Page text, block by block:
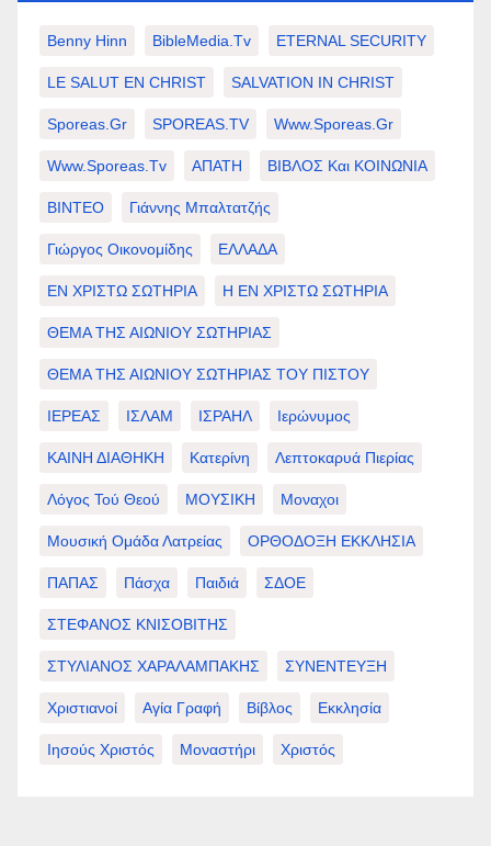
Benny Hinn BibleMedia.tv ETERNAL SECURITY
LE SALUT EN CHRIST SALVATION IN CHRIST
Sporeas.gr SPOREAS.TV Www.sporeas.gr
Www.sporeas.tv ΑΠΑΤΗ ΒΙΒΛΟΣ Και ΚΟΙΝΩΝΙΑ
ΒΙΝΤΕΟ Γιάννης Μπαλτατζής
Γιώργος Οικονομίδης ΕΛΛΑΔΑ
ΕΝ ΧΡΙΣΤΩ ΣΩΤΗΡΙΑ Η ΕΝ ΧΡΙΣΤΩ ΣΩΤΗΡΙΑ
ΘΕΜΑ ΤΗΣ ΑΙΩΝΙΟΥ ΣΩΤΗΡΙΑΣ
ΘΕΜΑ ΤΗΣ ΑΙΩΝΙΟΥ ΣΩΤΗΡΙΑΣ ΤΟΥ ΠΙΣΤΟΥ
ΙΕΡΕΑΣ ΙΣΛΑΜ ΙΣΡΑΗΛ Ιερώνυμος
ΚΑΙΝΗ ΔΙΑΘΗΚΗ Κατερίνη Λεπτοκαρυά Πιερίας
Λόγος Τού Θεού ΜΟΥΣΙΚΗ Μοναχοι
Μουσική Ομάδα Λατρείας ΟΡΘΟΔΟΞΗ ΕΚΚΛΗΣΙΑ
ΠΑΠΑΣ Πάσχα Παιδιά ΣΔΟΕ
ΣΤΕΦΑΝΟΣ ΚΝΙΣΟΒΙΤΗΣ
ΣΤΥΛΙΑΝΟΣ ΧΑΡΑΛΑΜΠΑΚΗΣ ΣΥΝΕΝΤΕΥΞΗ
Χριστιανοί Αγία Γραφή Βίβλος Εκκλησία
Ιησούς Χριστός Μοναστήρι Χριστός